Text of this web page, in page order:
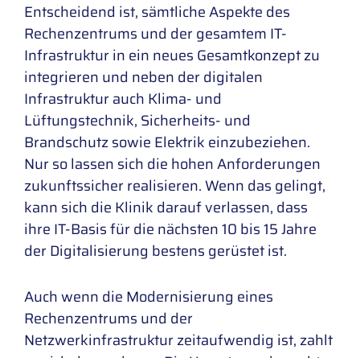
Entscheidend ist, sämtliche Aspekte des
Rechenzentrums und der gesamtem IT-
Infrastruktur in ein neues Gesamtkonzept zu
integrieren und neben der digitalen
Infrastruktur auch Klima- und
Lüftungstechnik, Sicherheits- und
Brandschutz sowie Elektrik einzubeziehen.
Nur so lassen sich die hohen Anforderungen
zukunftssicher realisieren. Wenn das gelingt,
kann sich die Klinik darauf verlassen, dass
ihre IT-Basis für die nächsten 10 bis 15 Jahre
der Digitalisierung bestens gerüstet ist.
Auch wenn die Modernisierung eines
Rechenzentrums und der
Netzwerkinfrastruktur zeitaufwendig ist, zahlt